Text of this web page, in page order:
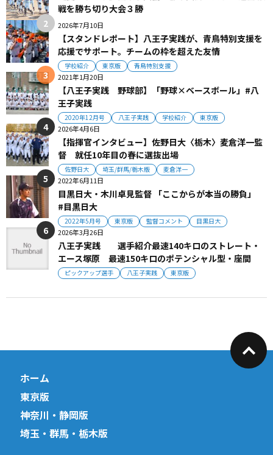
戦を勝ち切り大会３勝
2026年7月10日
【スタンドレポート】八王子実践が、青鳥特別支援を
応援でサポート。チームの枠を超えた友情
学校紹介 東京版 青鳥特別支援
2021年1月20日
【八王子実践 野球部】「野球×ベースボール」#八
王子実践
2020年12月号 八王子実践 学校紹介 東京版
2026年4月6日
【指揮官インタビュー】佐野日大〈栃木〉麦倉洋一監
督 就任10年目の春に選抜出場
佐野日大 埼玉/群馬/栃木版 麦倉洋一
2022年6月11日
目黒日大・木川卓見監督 「ここからが本当の勝負」
#目黒日大
2022年5月号 東京版 監督コメント 目黒日大
2026年3月26日
八王子実践 選手紹介最速140キロのストレート・
エース塚原 最速150キロのポテンシャル型・座間
ピックアップ選手 八王子実践 東京版
ホーム
東京版
神奈川・静岡版
埼玉・群馬・栃木版